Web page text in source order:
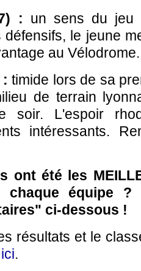
: un sens du jeu
le jeune
au Vélodrome.
timide lors de sa
de terrain
soir. L'espoir
intéressants.
ont été les
chaque équipe ?
ci-dessous !
résultats et le
.